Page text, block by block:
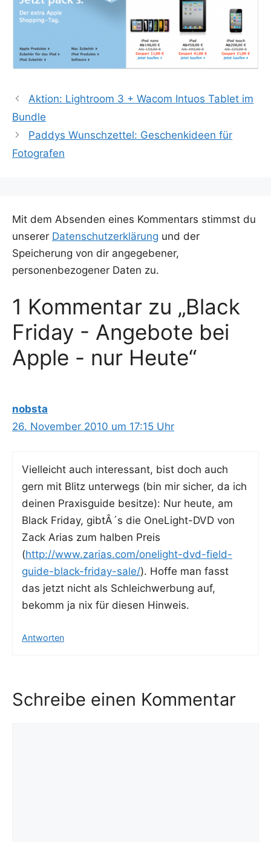
Aktion: Lightroom 3 + Wacom Intuos Tablet im
Bundle
Paddys Wunschzettel: Geschenkideen für
Fotografen
Mit dem Absenden eines Kommentars stimmst du
unserer Datenschutzerklärung und der
Speicherung von dir angegebener,
personenbezogener Daten zu.
1 Kommentar zu „Black
Friday - Angebote bei
Apple - nur Heute“
nobsta
26. November 2010 um 17:15 Uhr
Viel­leicht auch inter­es­sant, bist doch auch
gern mit Blitz unter­wegs (bin mir sicher, da ich
dei­nen Pra­xis­gui­de besit­ze): Nur heu­te, am
Black Fri­day, gibtÂ´s die OneLight-DVD von
Zack Ari­as zum hal­ben Preis
(http://www.zarias.com/onelight-dvd-field-
guide-black-friday-sale/). Hof­fe man fasst
das jetzt nicht als Schleich­wer­bung auf,
bekomm ja nix für die­sen Hinweis.
Antworten
Schreibe einen Kommentar